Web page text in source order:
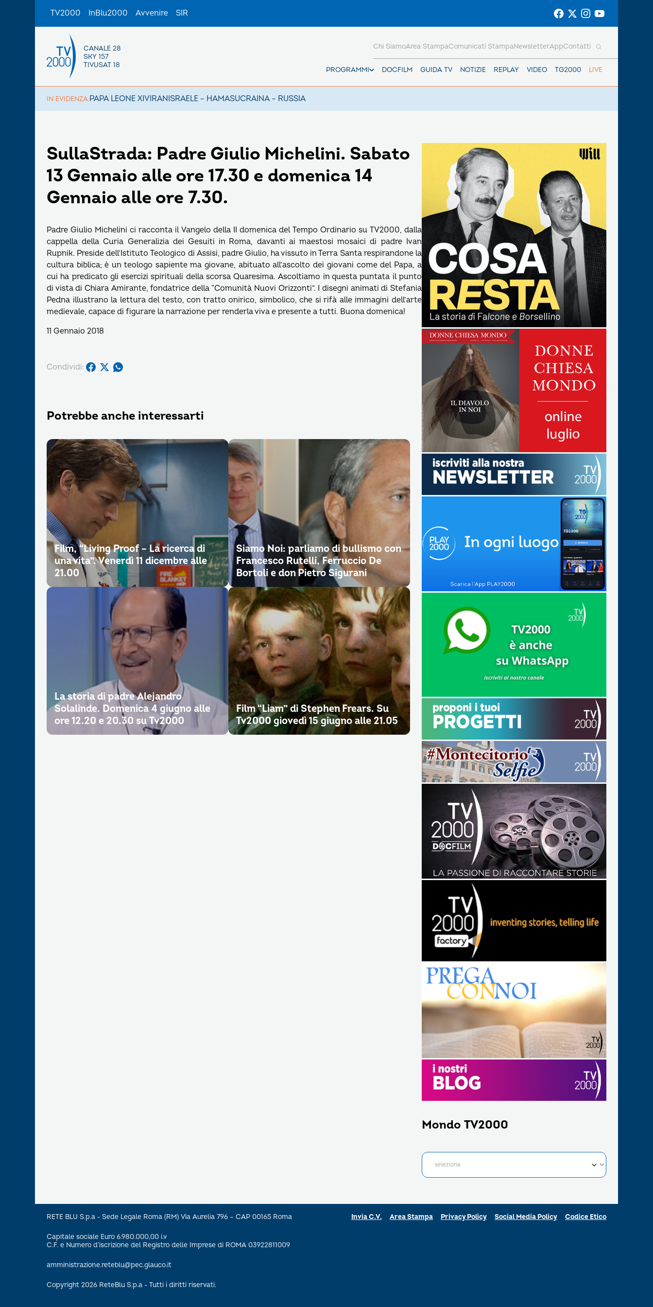
TV2000 InBlu2000 Avvenire SIR
CANALE 28
SKY 157
TIVUSAT 18
PROGRAMMI DOCFILM GUIDA TV NOTIZIE REPLAY VIDEO TG2000 LIVE
Chi SiamoArea StampaComunicati StampaNewsletterAppContatti
IN EVIDENZA:PAPA LEONE XIVIRANISRAELE – HAMASUCRAINA – RUSSIA
SullaStrada: Padre Giulio Michelini. Sabato
13 Gennaio alle ore 17.30 e domenica 14
Gennaio alle ore 7.30.
Padre Giulio Michelini ci racconta il Vangelo della II domenica del Tempo Ordinario su TV2000, dalla
cappella della Curia Generalizia dei Gesuiti in Roma, davanti ai maestosi mosaici di padre Ivan
Rupnik. Preside dell’Istituto Teologico di Assisi, padre Giulio, ha vissuto in Terra Santa respirandone la
cultura biblica; è un teologo sapiente ma giovane, abituato all’ascolto dei giovani come del Papa, a
cui ha predicato gli esercizi spirituali della scorsa Quaresima. Ascoltiamo in questa puntata il punto
di vista di Chiara Amirante, fondatrice della “Comunità Nuovi Orizzonti”. I disegni animati di Stefania
Pedna illustrano la lettura del testo, con tratto onirico, simbolico, che si rifà alle immagini dell’arte
medievale, capace di figurare la narrazione per renderla viva e presente a tutti. Buona domenica!
11 Gennaio 2018
Condividi:
Potrebbe anche interessarti
Film, “Living Proof – La ricerca di
una vita”. Venerdì 11 dicembre alle
21.00
Siamo Noi: parliamo di bullismo con
Francesco Rutelli, Ferruccio De
Bortoli e don Pietro Sigurani
La storia di padre Alejandro
Solalinde. Domenica 4 giugno alle
ore 12.20 e 20.30 su Tv2000
Film “Liam” di Stephen Frears. Su
Tv2000 giovedì 15 giugno alle 21.05
Mondo TV2000
RETE BLU S.p.a - Sede Legale Roma (RM) Via Aurelia 796 – CAP 00165 Roma
Capitale sociale Euro 6.980.000,00 i.v
C.F. e Numero d’iscrizione del Registro delle Imprese di ROMA 03922811009
amministrazione.reteblu@pec.glauco.it
Copyright 2026 ReteBlu S.p.a - Tutti i diritti riservati.
Invia C.V. Area Stampa Privacy Policy Social Media Policy Codice Etico